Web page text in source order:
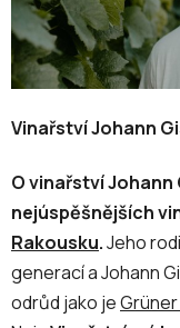
Vinařství Johann
O vinařství
nejúspěšnějších
Rakousku.Jeho
generací a Johann
odrůd jako je